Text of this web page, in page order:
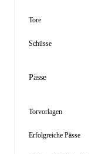
Tore
Schüsse
Pässe
Torvorlagen
Erfolgreiche Pässe